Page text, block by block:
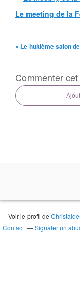
Le meeting de la
« Le huitième salon
Commenter
Voir le profil de
Contact
Signaler un